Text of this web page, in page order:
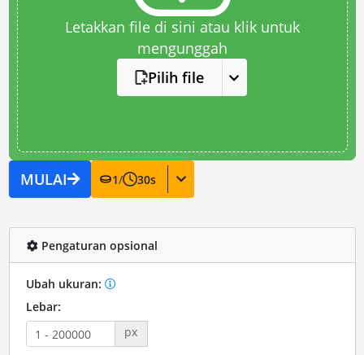
Letakkan file di sini atau klik untuk
mengunggah
Pilih file
MULAI 1/ 30s
Pengaturan opsional
Ubah ukuran:
Lebar:
px